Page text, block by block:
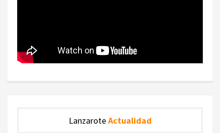
LanzaroteActualidad